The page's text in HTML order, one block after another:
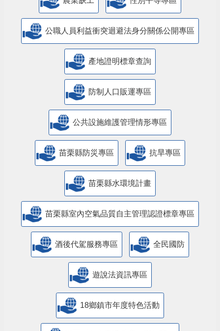
公職人員利益衝突迴避法身分關係公開專區
產地證明標章查詢
防制人口販運專區
​公共設施維護管理情形專區
苗栗縣防災專區 抗旱專區
苗栗縣水環境計畫
苗栗縣室內空氣品質自主管理認證標章專區
酒後代駕服務專區 全民國防
遊說法資訊專區
18鄉鎮市年度特色活動